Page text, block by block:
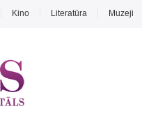
Kino Literatūra Muzeji